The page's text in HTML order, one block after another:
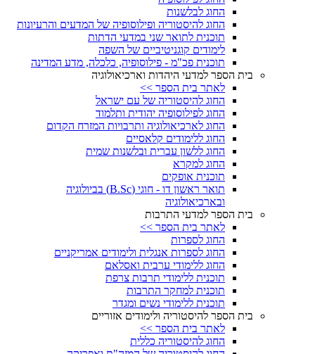
החוג לבלשנות
החוג להיסטוריה ופילוסופיה של המדעים והרעיונות
תוכנית לתואר שני במדעי הדתות
לימודים קוגניטיביים של השפה
תוכנית פכ"מ - פילוסופיה, כלכלה, מדע המדינה
בית הספר למדעי היהדות וארכיאולוגיה
לאתר בית הספר >>
החוג להיסטוריה של עם ישראל
החוג לפילוסופיה יהודית ותלמוד
החוג לארכיאולוגיה ותרבויות המזרח הקדום
החוג ללימודים קלאסיים
החוג ללשון עברית ובלשנות שמית
החוג למקרא
תוכנית אופקים
תואר ראשון דו - חוגי (B.Sc) בביולוגיה
ובארכיאולוגיה
בית הספר למדעי התרבות
לאתר בית הספר >>
החוג לספרות
החוג לספרות אנגלית ולימודים אמריקניים
החוג ללימודי ערבית ואסלאם
תוכנית ללימודי תרבות צרפת
תוכנית למחקר התרבות
תוכנית ללימודי נשים ומגדר
בית הספר להיסטוריה ולימודים אזוריים
לאתר בית הספר >>
החוג להיסטוריה כללית